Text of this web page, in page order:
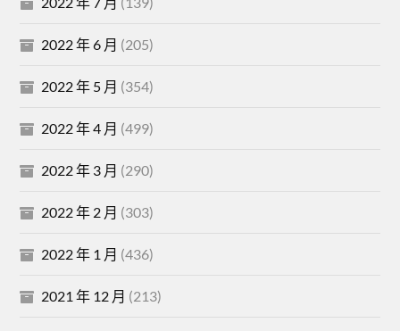
2022 年 6 月 (205)
2022 年 5 月 (354)
2022 年 4 月 (499)
2022 年 3 月 (290)
2022 年 2 月 (303)
2022 年 1 月 (436)
2021 年 12 月 (213)